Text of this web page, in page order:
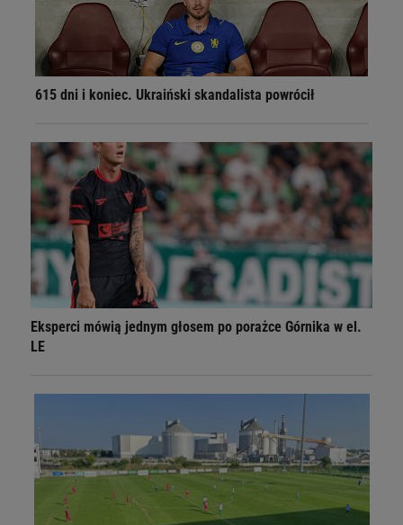
615 dni i koniec. Ukraiński skandalista powrócił
Eksperci mówią jednym głosem po porażce Górnika w el.
LE